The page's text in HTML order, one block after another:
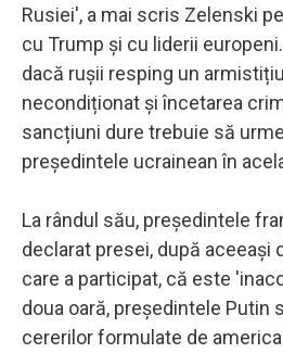
Rusiei', a mai scris Zelenski
cu Trump și cu liderii
dacă rușii resping un
necondiționat și încetarea
sancțiuni dure trebuie să
președintele ucrainean în
La rândul său, președintele
declarat presei, după aceeași
care a participat, că este
doua oară, președintele Putin
cererilor formulate de